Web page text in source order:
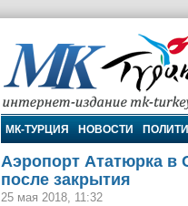
МК-Турция
МК-ТУРЦИЯ НОВОСТИ
Аэропорт Ататюрка в
после закрытия
25 мая 2018, 11:32